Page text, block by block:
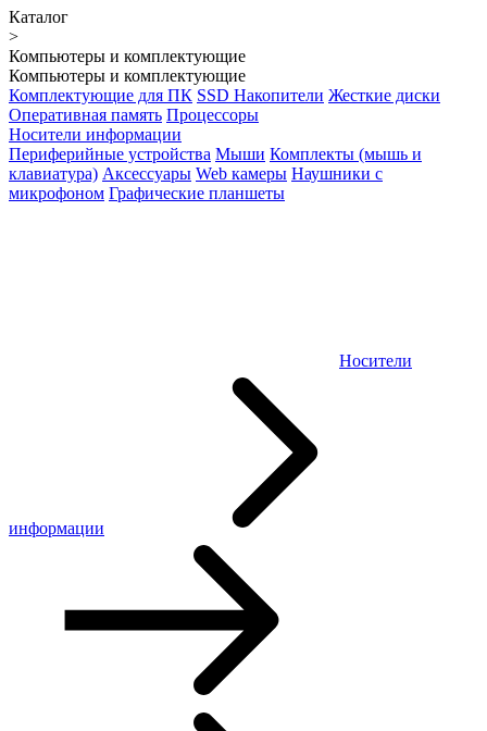
Каталог
>
Компьютеры и комплектующие
Компьютеры и комплектующие
Комплектующие для ПК SSD Накопители Жесткие диски
Оперативная память Процессоры
Носители информации
Периферийные устройства Мыши Комплекты (мышь и
клавиатура) Аксессуары Web камеры Наушники с
микрофоном Графические планшеты
Носители
информации